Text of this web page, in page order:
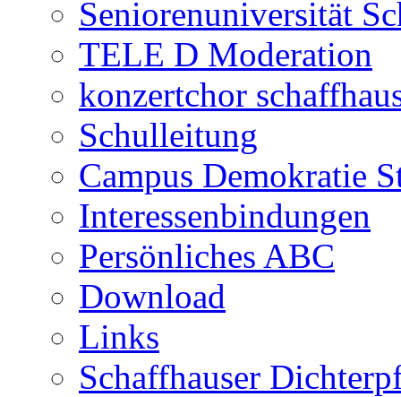
Seniorenuniversität
TELE D Moderation
konzertchor
Schulleitung
Campus Demokratie
Interessenbindungen
Persönliches ABC
Download
Links
Schaffhauser